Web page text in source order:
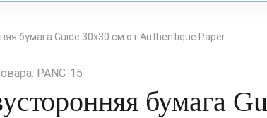
бумага Guide 30х30 см от Authentique Paper
PANC-15
бумага